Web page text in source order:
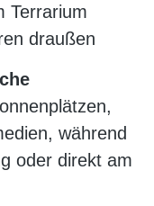
Terrarium
draußen
während
oder direkt am